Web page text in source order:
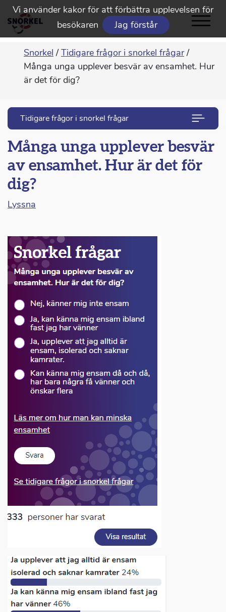
Vi använder kakor för att förbättra upplevelsen för
besökaren
Jag förstår
Snorkel / Tidigare frågor i snorkel frågar /
Många unga upplever besvär av ensamhet. Hur
är det för dig?
Tidigare frågor i snorkel frågar
Många unga upplever besvär
av ensamhet. Hur är det för
dig?
Lyssna